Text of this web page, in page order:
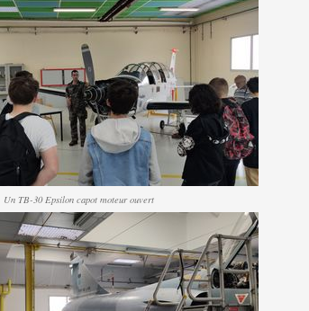
Un TB-30 Epsilon capot moteur ouvert